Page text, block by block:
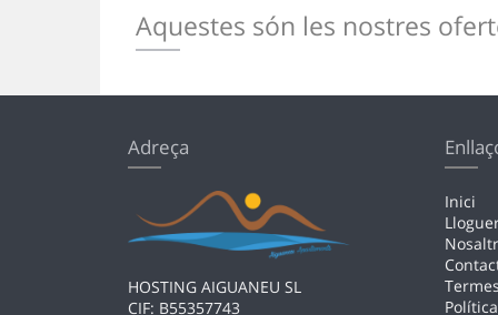
Aquestes són les nostres
Adreça
HOSTING AIGUANEU SL
CIF: B55357743
Inici
Termes